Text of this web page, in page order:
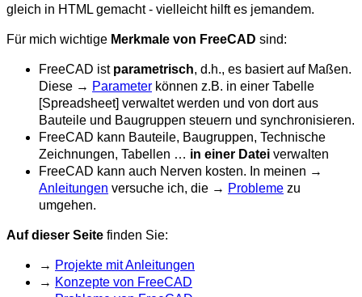
gleich in HTML gemacht - vielleicht hilft es jemandem.
Für mich wichtige Merkmale von FreeCAD sind:
FreeCAD ist parametrisch, d.h., es basiert auf Maßen.
Diese → Parameter können z.B. in einer Tabelle
[Spreadsheet] verwaltet werden und von dort aus
Bauteile und Baugruppen steuern und synchronisieren.
FreeCAD kann Bauteile, Baugruppen, Technische
Zeichnungen, Tabellen … in einer Datei verwalten
FreeCAD kann auch Nerven kosten. In meinen →
Anleitungen versuche ich, die → Probleme zu
umgehen.
Auf dieser Seite finden Sie:
→ Projekte mit Anleitungen
→ Konzepte von FreeCAD